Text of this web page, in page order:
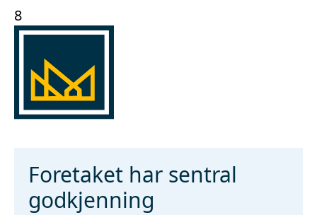
8
Foretaket har sentral
godkjenning